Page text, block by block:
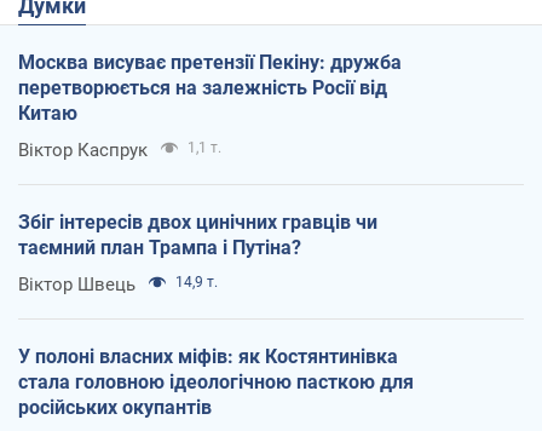
Думки
Москва висуває претензії Пекіну: дружба
перетворюється на залежність Росії від
Китаю
Віктор Каспрук 1,1 т.
Збіг інтересів двох цинічних гравців чи
таємний план Трампа і Путіна?
Віктор Швець 14,9 т.
У полоні власних міфів: як Костянтинівка
стала головною ідеологічною пасткою для
російських окупантів